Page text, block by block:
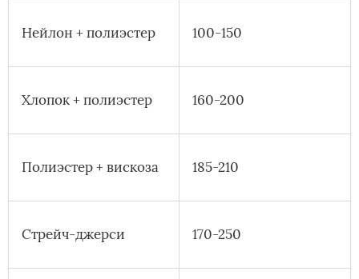
Нейлон + полиэстер 100-150
Хлопок + полиэстер 160-200
Полиэстер + вискоза 185-210
Стрейч-джерси 170-250